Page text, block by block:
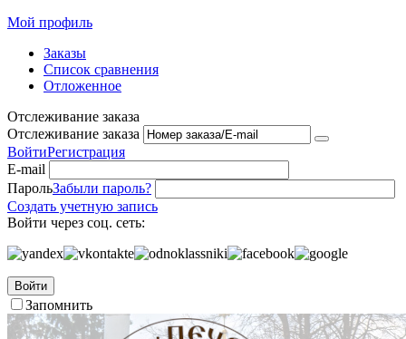
Мой профиль
Заказы
Список сравнения
Отложенное
Отслеживание заказа
Отслеживание заказа
ВойтиРегистрация
E-mail
ПарольЗабыли пароль?
Создать учетную запись
Войти через соц. сеть:
Войти
Запомнить